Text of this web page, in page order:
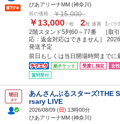
ぴあアリーナMM (神奈川)
前の価格： ￥15,000
￥13,000 / 枚 2枚 連番 【バラ
2階スタンド5列60～77番 ［取
応：返金対応はできません］
発送予定
前日もしくは当日開場時間までに
紙チケット 受渡し指定 女
質問受付
明日
まで
あんさんぶるスターズ!THE
rsary LIVE
2026/08/09 (日) 13時00分
ぴあアリーナMM (神奈川)